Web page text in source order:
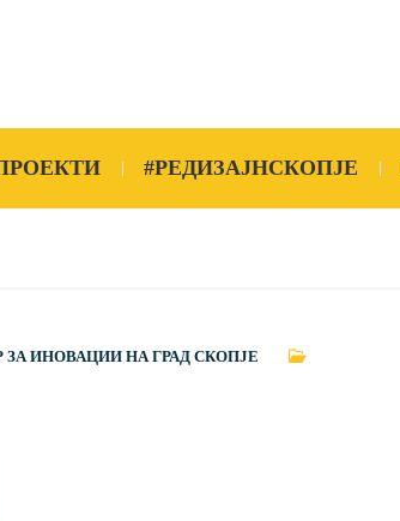
#РЕДИЗАЈНСКОПЈЕ
ЗА ИНОВАЦИИ НА ГРАД СКОПЈЕ